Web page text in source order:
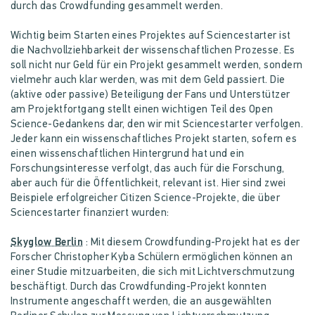
durch das Crowdfunding gesammelt werden.
Wichtig beim Starten eines Projektes auf Sciencestarter ist
die Nachvollziehbarkeit der wissenschaftlichen Prozesse. Es
soll nicht nur Geld für ein Projekt gesammelt werden, sondern
vielmehr auch klar werden, was mit dem Geld passiert. Die
(aktive oder passive) Beteiligung der Fans und Unterstützer
am Projektfortgang stellt einen wichtigen Teil des Open
Science-Gedankens dar, den wir mit Sciencestarter verfolgen.
Jeder kann ein wissenschaftliches Projekt starten, sofern es
einen wissenschaftlichen Hintergrund hat und ein
Forschungsinteresse verfolgt, das auch für die Forschung,
aber auch für die Öffentlichkeit, relevant ist. Hier sind zwei
Beispiele erfolgreicher Citizen Science-Projekte, die über
Sciencestarter finanziert wurden:
Skyglow Berlin : Mit diesem Crowdfunding-Projekt hat es der
Forscher Christopher Kyba Schülern ermöglichen können an
einer Studie mitzuarbeiten, die sich mit Lichtverschmutzung
beschäftigt. Durch das Crowdfunding-Projekt konnten
Instrumente angeschafft werden, die an ausgewählten